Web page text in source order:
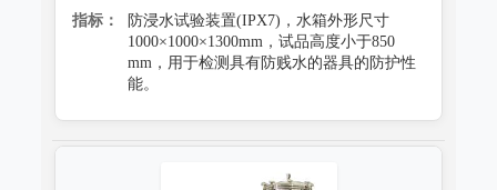
指标：
防浸水试验装置(IPX7)，水箱外形尺寸
1000×1000×1300mm，试品高度小于850
mm，用于检测具有防贱水的器具的防护性
能。